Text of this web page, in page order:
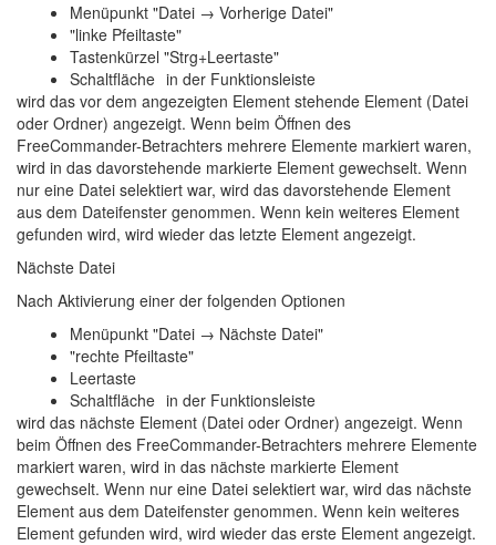
Menüpunkt "Datei → Vorherige Datei"
"linke Pfeiltaste"
Tastenkürzel "Strg+Leertaste"
Schaltfläche in der Funktionsleiste
wird das vor dem angezeigten Element stehende Element (Datei
oder Ordner) angezeigt. Wenn beim Öffnen des
FreeCommander-Betrachters mehrere Elemente markiert waren,
wird in das davorstehende markierte Element gewechselt. Wenn
nur eine Datei selektiert war, wird das davorstehende Element
aus dem Dateifenster genommen. Wenn kein weiteres Element
gefunden wird, wird wieder das letzte Element angezeigt.
Nächste Datei
Nach Aktivierung einer der folgenden Optionen
Menüpunkt "Datei → Nächste Datei"
"rechte Pfeiltaste"
Leertaste
Schaltfläche in der Funktionsleiste
wird das nächste Element (Datei oder Ordner) angezeigt. Wenn
beim Öffnen des FreeCommander-Betrachters mehrere Elemente
markiert waren, wird in das nächste markierte Element
gewechselt. Wenn nur eine Datei selektiert war, wird das nächste
Element aus dem Dateifenster genommen. Wenn kein weiteres
Element gefunden wird, wird wieder das erste Element angezeigt.